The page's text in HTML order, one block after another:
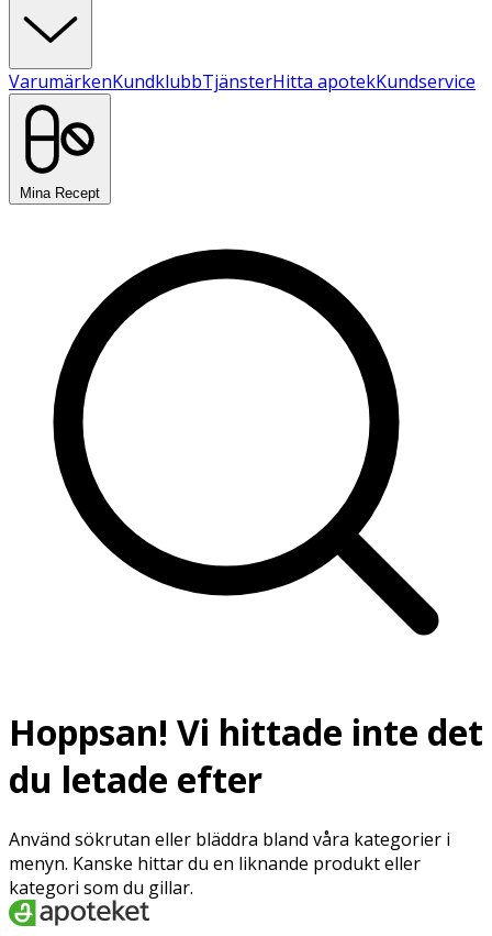
VarumärkenKundklubbTjänsterHitta apotekKundservice
Mina Recept
Hoppsan! Vi hittade inte det
du letade efter
Använd sökrutan eller bläddra bland våra kategorier i
menyn. Kanske hittar du en liknande produkt eller
kategori som du gillar.